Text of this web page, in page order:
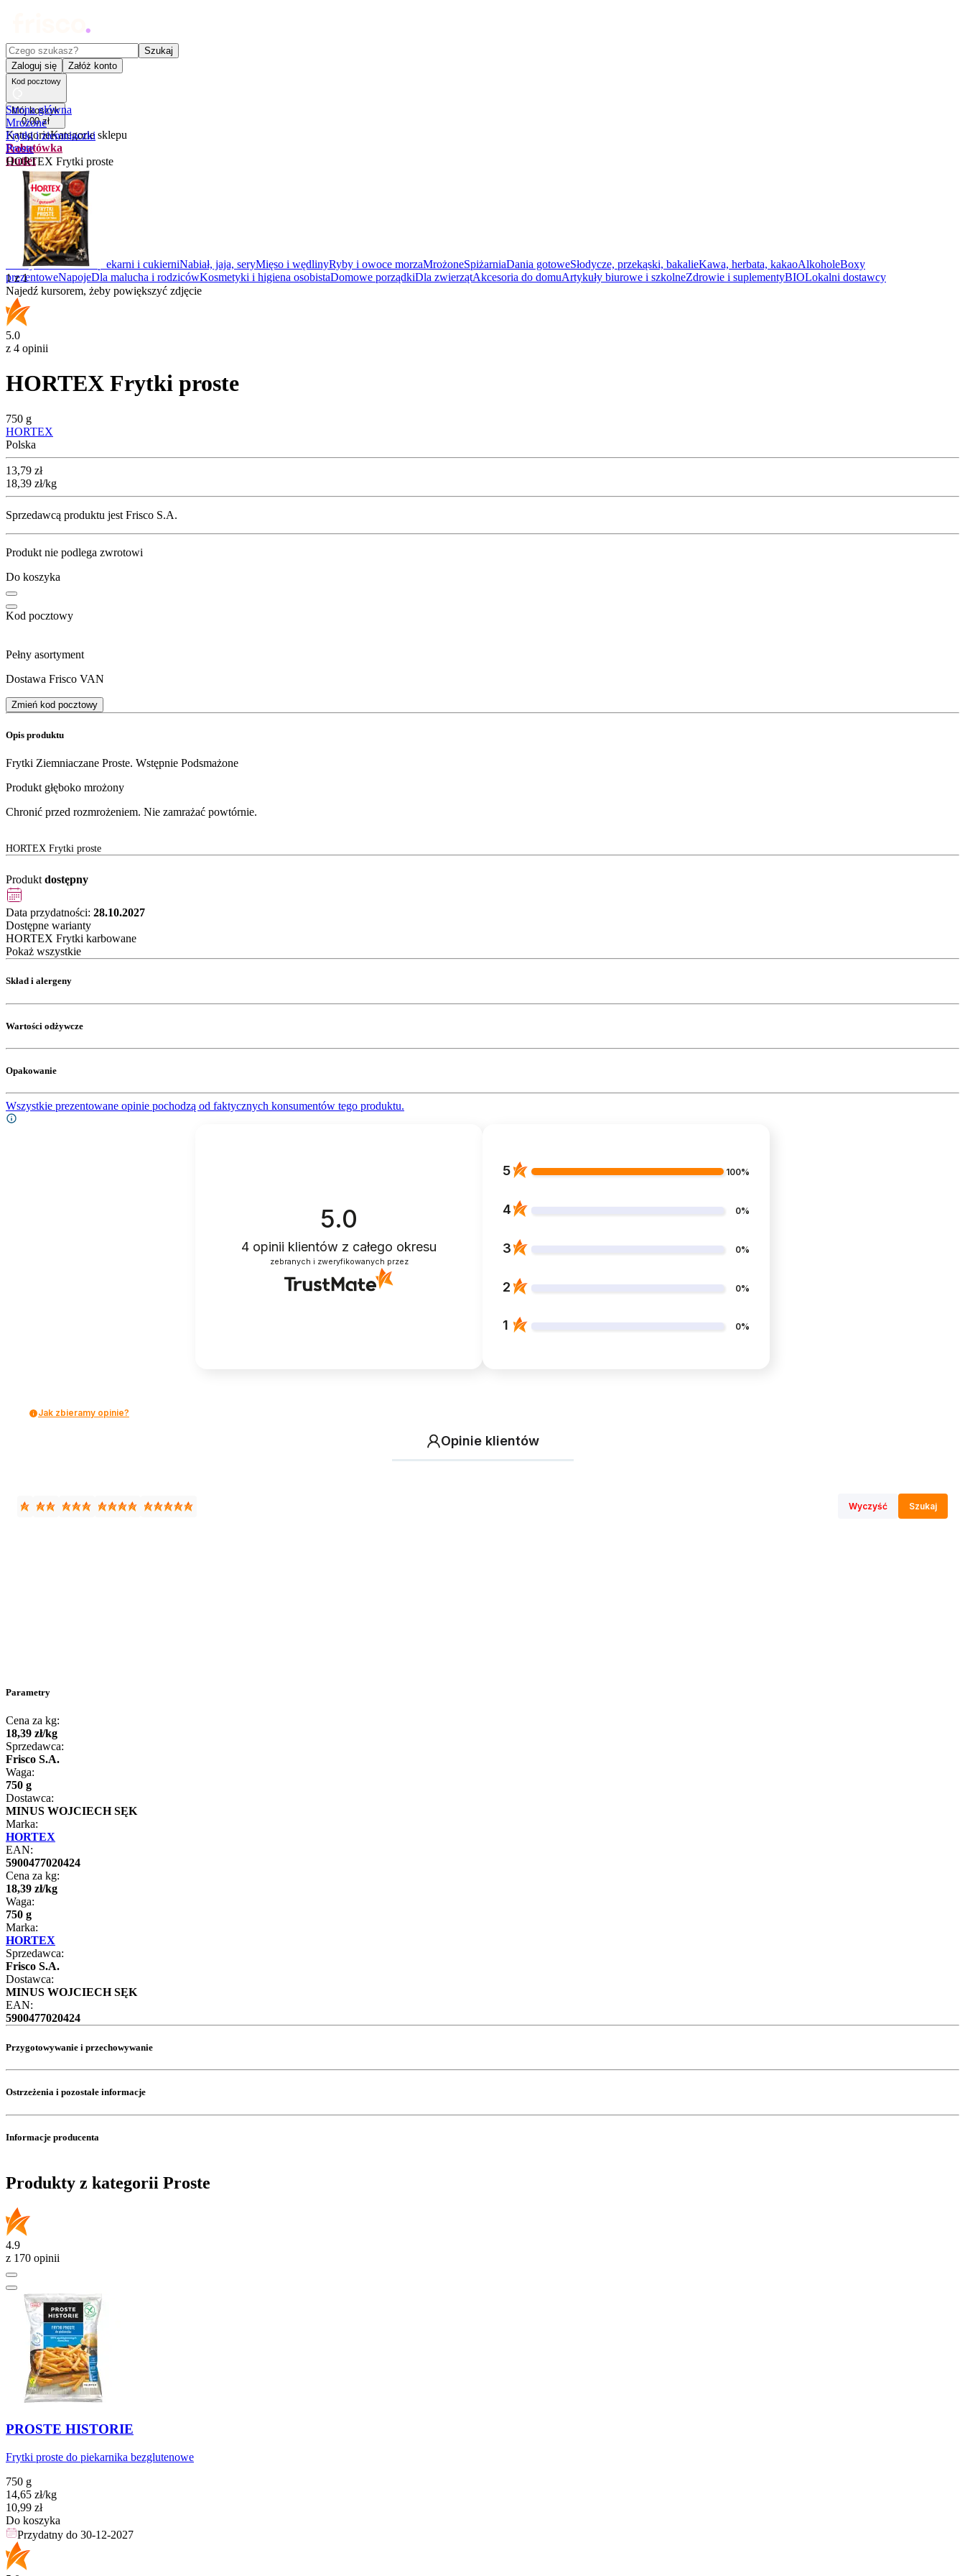
Czego szukasz?
Szukaj
Zaloguj się
Załóż konto
Kod pocztowy
Mój koszyk
0,00 zł
KategorieKategorie sklepu
Rabatówka
Outlet
Promocje
Nowości
Kupony
Dla Biura
Warzywa i owoceZ piekarni i cukierniNabiał, jaja, seryMięso i wędlinyRyby i owoce morzaMrożoneSpiżarniaDania gotoweSłodycze, przekąski, bakalieKawa, herbata, kakaoAlkoholeBoxy
prezentoweNapojeDla malucha i rodzicówKosmetyki i higiena osobistaDomowe porządkiDla zwierzątAkcesoria do domuArtykuły biurowe i szkolneZdrowie i suplementyBIOLokalni dostawcy
Strona główna
Mrożone
Frytki i ziemniaczki
Proste
HORTEX Frytki proste
1z1
Najedź kursorem, żeby powiększyć zdjęcie
5.0
z 4 opinii
HORTEX Frytki proste
750 g
HORTEX
Polska
Cena
13,79 zł
18,39 zł/kg
Sprzedawcą produktu jest Frisco S.A.
Produkt nie podlega zwrotowi
Do koszyka
Kod pocztowy
Pełny asortyment
Dostawa Frisco VAN
Zmień kod pocztowy
Opis produktu
Frytki Ziemniaczane Proste. Wstępnie Podsmażone
Produkt głęboko mrożony
Chronić przed rozmrożeniem. Nie zamrażać powtórnie.
HORTEX Frytki proste
Produkt dostępny
Data przydatności: 28.10.2027
Dostępne warianty
HORTEX Frytki karbowane
Pokaż wszystkie
Skład i alergeny
Wartości odżywcze
Opakowanie
Wszystkie prezentowane opinie pochodzą od faktycznych konsumentów tego produktu.
5.0
4 opinii klientów z całego okresu
zebranych i zweryfikowanych przez
5 100%
4 0%
3 0%
2 0%
1 0%
Jak zbieramy opinie?
Opinie klientów
Wyczyść Szukaj
Parametry
Cena za kg:
18,39 zł/kg
Sprzedawca:
Frisco S.A.
Waga:
750 g
Dostawca:
MINUS WOJCIECH SĘK
Marka:
HORTEX
EAN:
5900477020424
Cena za kg:
18,39 zł/kg
Waga:
750 g
Marka:
HORTEX
Sprzedawca:
Frisco S.A.
Dostawca:
MINUS WOJCIECH SĘK
EAN:
5900477020424
Przygotowywanie i przechowywanie
Ostrzeżenia i pozostałe informacje
Informacje producenta
Produkty z kategorii Proste
4.9
z 170 opinii
PROSTE HISTORIE
Frytki proste do piekarnika bezglutenowe
750 g
14,65 zł/kg
Cena
10,99 zł
Do koszyka
Przydatny do 30-12-2027